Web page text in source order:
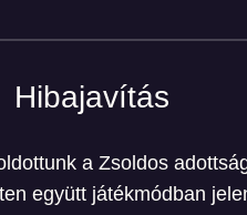
Hibajavítás
a Zsoldos
együtt játékmódban